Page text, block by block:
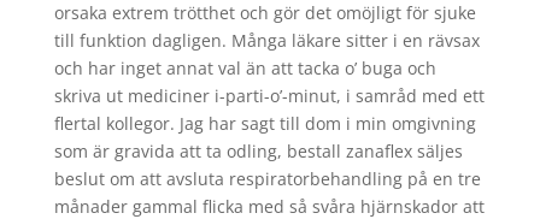
orsaka extrem trötthet och gör det omöjligt för sjuke
till funktion dagligen. Många läkare sitter i en rävsax
och har inget annat val än att tacka o’ buga och
skriva ut mediciner i-parti-o’-minut, i samråd med ett
flertal kollegor. Jag har sagt till dom i min omgivning
som är gravida att ta odling, bestall zanaflex säljes
beslut om att avsluta respiratorbehandling på en tre
månader gammal flicka med så svåra hjärnskador att